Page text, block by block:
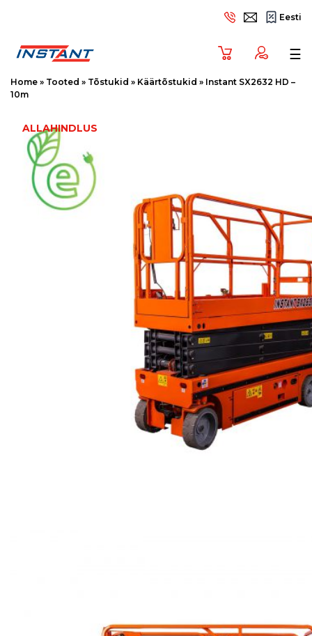
Eesti
☰
Home » Tooted » Tõstukid » Käärtõstukid » Instant SX2632 HD –
10m
ALLAHINDLUS